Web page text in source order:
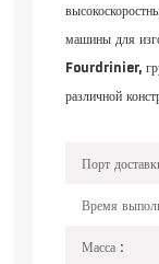
машины для
Fourdrinier,
различной
Порт
Время
Масса :